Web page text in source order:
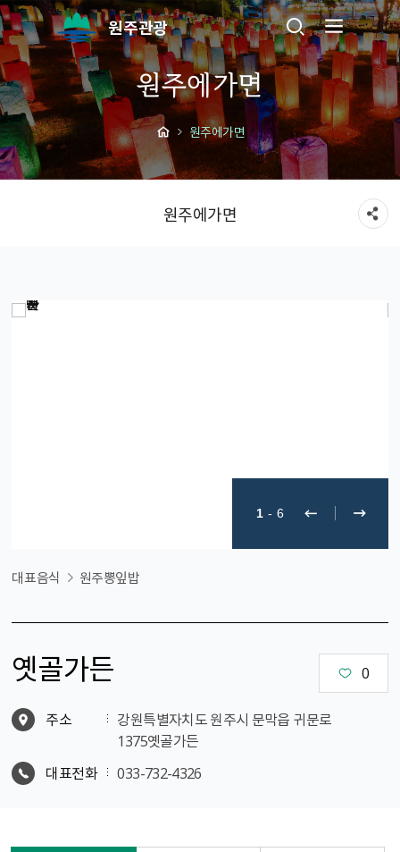
원주관광
원주에가면
원주에가면
원주에가면
1 - 6
대표음식 원주뽕잎밥
옛골가든 0
주소
강원특별자치도 원주시 문막읍 귀문로
1375옛골가든
대표전화
033-732-4326